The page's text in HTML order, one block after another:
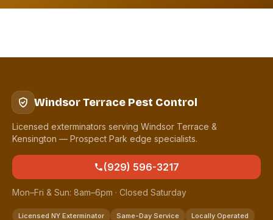
Windsor Terrace Pest Control
Licensed exterminators serving Windsor Terrace &
Kensington — Prospect Park edge specialists.
(929) 596-3217
Mon–Fri & Sun: 8am–6pm · Closed Saturday
Licensed NY Exterminator Same-Day Service Locally Operated